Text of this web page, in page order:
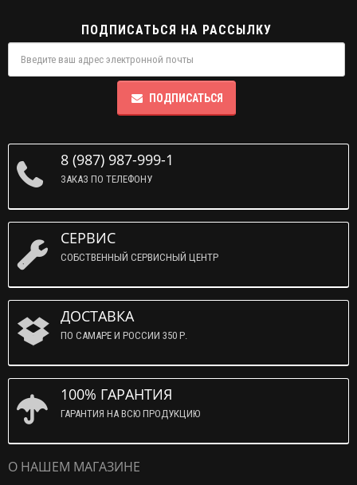
ПОДПИСАТЬСЯ НА РАССЫЛКУ
ПОДПИСАТЬСЯ
8 (987) 987-999-1
ЗАКАЗ ПО ТЕЛЕФОНУ
СЕРВИС
СОБСТВЕННЫЙ СЕРВИСНЫЙ ЦЕНТР
ДОСТАВКА
ПО САМАРЕ И РОССИИ 350 Р.
100% ГАРАНТИЯ
ГАРАНТИЯ НА ВСЮ ПРОДУКЦИЮ
О НАШЕМ МАГАЗИНЕ